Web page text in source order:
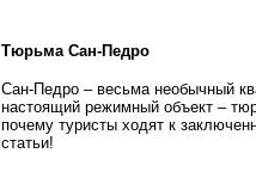
Тюрьма Сан-Педро
Сан-Педро – весьма необычный
настоящий режимный объект –
почему туристы ходят к
статьи!